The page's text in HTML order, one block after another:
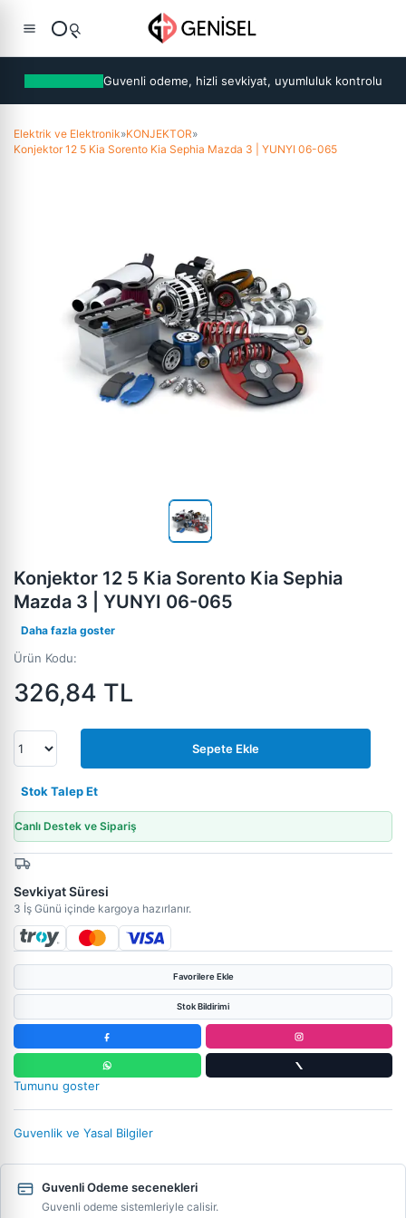
Guvenli odeme, hizli sevkiyat, uyumluluk kontrolu
Elektrik ve Elektronik»KONJEKTOR»
Konjektor 12 5 Kia Sorento Kia Sephia Mazda 3 | YUNYI 06-065
Konjektor 12 5 Kia Sorento Kia Sephia
Mazda 3 | YUNYI 06-065
Daha fazla goster
Ürün Kodu:
326,84 TL
Sepete Ekle
Stok Talep Et
Canlı Destek ve Sipariş
Sevkiyat Süresi
3 İş Günü içinde kargoya hazırlanır.
Favorilere Ekle
Stok Bildirimi
Tumunu goster
Guvenlik ve Yasal Bilgiler
Guvenli Odeme secenekleri
Guvenli odeme sistemleriyle calisir.